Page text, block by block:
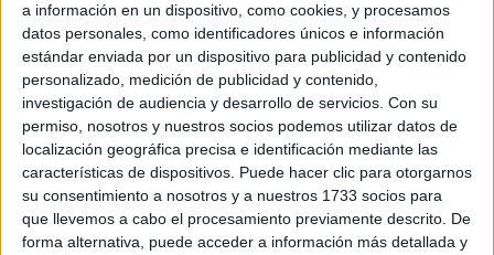
a información en un dispositivo, como cookies, y procesamos
datos personales, como identificadores únicos e información
estándar enviada por un dispositivo para publicidad y contenido
personalizado, medición de publicidad y contenido,
investigación de audiencia y desarrollo de servicios. Con su
permiso, nosotros y nuestros socios podemos utilizar datos de
localización geográfica precisa e identificación mediante las
características de dispositivos. Puede hacer clic para otorgarnos
su consentimiento a nosotros y a nuestros 1733 socios para
que llevemos a cabo el procesamiento previamente descrito. De
forma alternativa, puede acceder a información más detallada y